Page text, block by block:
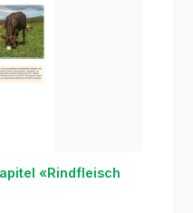
«Rindfleisch